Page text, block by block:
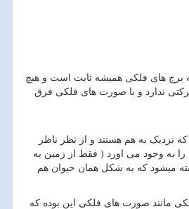
که برج های فلکی همیشه ثابت است و هیچ
ندارد و با صورت های فلکی فرق
نزدیک به هم هستند و از نظر ناظر
به وجود می اورد ( فقط از زمین به
میشود که به شکل همان حیوان هم
مانند صورت های فلکی این بوده که